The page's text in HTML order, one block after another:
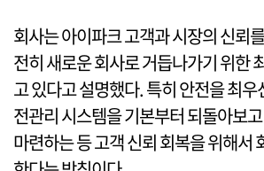
회사는 아이파크 고객과 시장의 신뢰
전히 새로운 회사로 거듭나가기 위한
고 있다고 설명했다. 특히 안전을 최우
전관리 시스템을 기본부터 되돌아보
마련하는 등 고객 신뢰 회복을 위해서